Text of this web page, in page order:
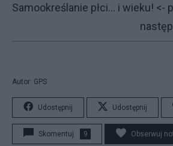
Samookreślanie płci... i wieku! <-
Autor: GPS
Udostępnij Udostępnij
Skomentuj 9 Obserwuj